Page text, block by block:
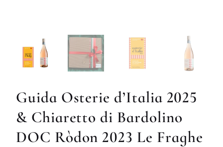
Guida Osterie d’Italia 2025
& Chiaretto di Bardolino
DOC Ròdon 2023 Le Fraghe